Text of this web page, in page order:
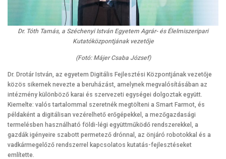
Dr. Tóth Tamás, a Széchenyi István Egyetem Agrár- és Élelmiszeripari
Kutatóközpontjának vezetője
(Fotó: Májer Csaba József)
Dr. Drotár István, az egyetem Digitális Fejlesztési Központjának vezetője
közös sikernek nevezte a beruházást, amelynek megvalósításában az
intézmény különböző karai és szervezeti egységei dolgoztak együtt.
Kiemelte: valós tartalommal szeretnék megtölteni a Smart Farmot, és
példaként a digitálisan vezérelhető erőgépekkel, a mezőgazdasági
termelésben használható földi-légi együttműködő rendszerekkel, a
gazdák igényeire szabott permetező drónnal, az önjáró robotokkal és a
vadkármegelőző rendszerrel kapcsolatos kutatás-fejlesztéseket
említette.